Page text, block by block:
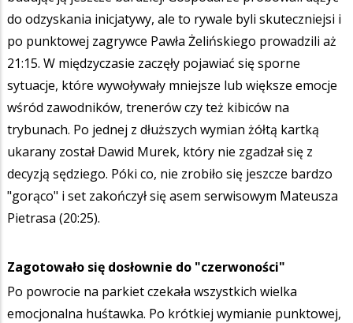
do odzyskania inicjatywy, ale to rywale byli skuteczniejsi i
po punktowej zagrywce Pawła Żelińskiego prowadzili aż
21:15. W międzyczasie zaczęły pojawiać się sporne
sytuacje, które wywoływały mniejsze lub większe emocje
wśród zawodników, trenerów czy też kibiców na
trybunach. Po jednej z dłuższych wymian żółtą kartką
ukarany został Dawid Murek, który nie zgadzał się z
decyzją sędziego. Póki co, nie zrobiło się jeszcze bardzo
"gorąco" i set zakończył się asem serwisowym Mateusza
Pietrasa (20:25).
Zagotowało się dosłownie do "czerwoności"
Po powrocie na parkiet czekała wszystkich wielka
emocjonalna huśtawka. Po krótkiej wymianie punktowej,